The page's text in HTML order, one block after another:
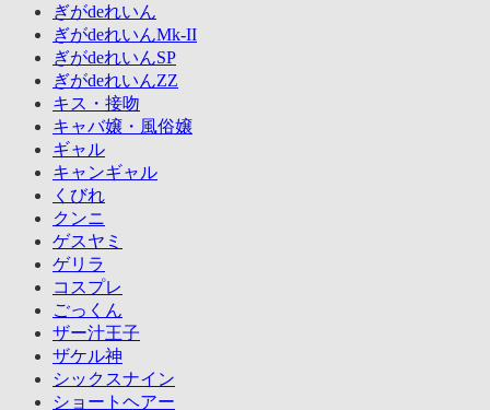
ぎがdeれいん
ぎがdeれいんMk-II
ぎがdeれいんSP
ぎがdeれいんZZ
キス・接吻
キャバ嬢・風俗嬢
ギャル
キャンギャル
くびれ
クンニ
ゲスヤミ
ゲリラ
コスプレ
ごっくん
ザー汁王子
ザケル神
シックスナイン
ショートヘアー